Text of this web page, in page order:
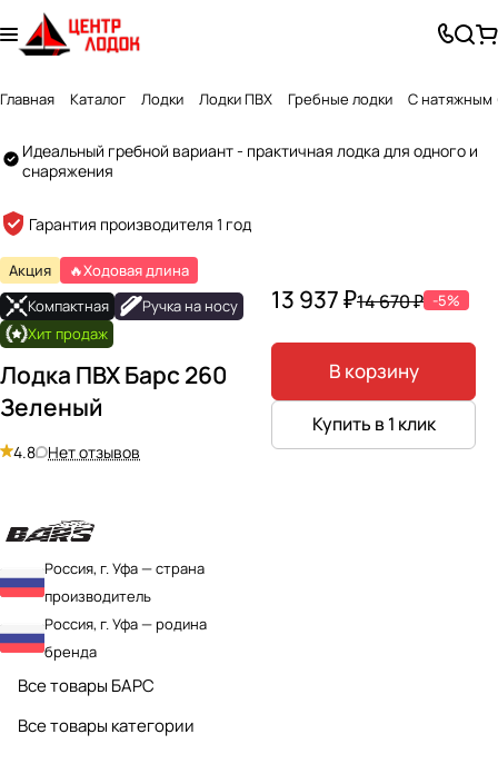
Главная Каталог Лодки Лодки ПВХ Гребные лодки С натяжным
Created by GlyphGenius Studio
Идеальный гребной вариант - практичная лодка для одного и
снаряжения
Гарантия производителя 1 год
Акция
🔥Ходовая длина
Компактная
Ручка на носу
Хит продаж
Лодка ПВХ Барс 260
Зеленый
4.8 Нет отзывов
Россия, г. Уфа — страна
производитель
Россия, г. Уфа — родина
бренда
Все товары БАРС
Все товары категории
13 937 ₽14 670 ₽ -5%
В корзину
Купить в 1 клик